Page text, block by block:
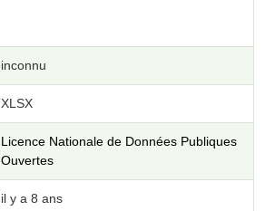
inconnu
XLSX
Licence Nationale de Données Publiques
Ouvertes
il y a 8 ans